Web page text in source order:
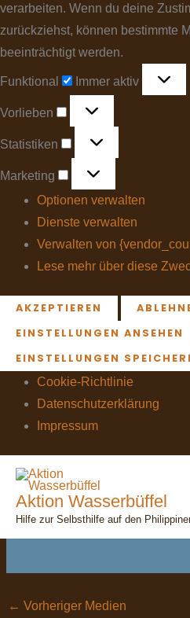
verarbeiten. Wenn du deine
zurückziehst, können bestimmte
beeinträchtigt werden.
Funktional Immer aktiv
Vorlieben
Statistiken
Marketing
Optionen verwalten
Dienste verwalten
Verwalten von
Lese mehr über diese
AKZEPTIEREN
EINSTELLUNGEN ANSEHEN
EINSTELLUNGEN
Cookie-Richtlinie
Datenschutzerklärung
Impressum
Aktion Wasserbüffel
Hilfe zur Selbsthilfe auf den
DSCF0448
Vonwasserbuefffel/ 16. Juli
← Vorheriger Medien